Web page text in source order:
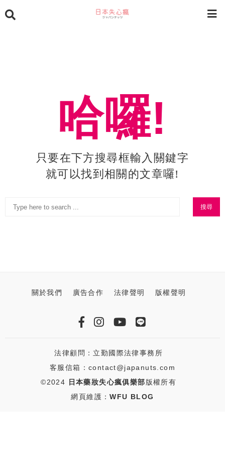
哈囉!
只要在下方搜尋框輸入關鍵字
就可以找到相關的文章囉!
關於我們 廣告合作 法律聲明 版權聲明
法律顧問：立勤國際法律事務所
客服信箱：contact@japanuts.com
©2024
日本藥妝失心瘋俱樂部版權所有
網頁維護：WFU BLOG